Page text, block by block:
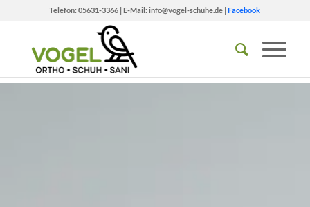
Telefon:05631-3366 | E-Mail:info@vogel-schuhe.de |Facebook